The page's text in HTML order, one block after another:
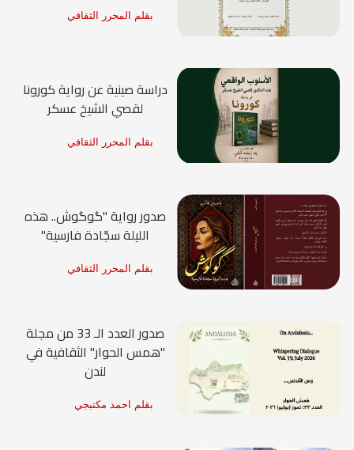
بقلم المحرر الثقافي
دراسة صينية عن رواية كورونا
لقصي الشيخ عسكر
بقلم المحرر الثقافي
صدور رواية "گوگوش.. هذه
الليلة سجّادة فارسية"
بقلم المحرر الثقافي
صدور العدد الـ 33 من مجلة
"همس الحوار" الثقافية في
لندن
بقلم احمد مكتبجي